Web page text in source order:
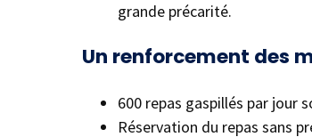
grande précarité.
Un renforcement des
600 repas gaspillés par jour
Réservation du repas sans